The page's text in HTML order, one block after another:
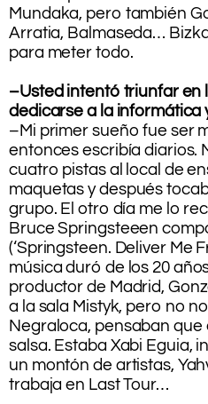
Mundaka, pero también
Arratia, Balmaseda…
para meter todo.
–Usted intentó triunfar en
dedicarse a la informática
–Mi primer sueño fue ser
entonces escribía diarios.
cuatro pistas al local de
maquetas y después
grupo. El otro día me lo
Bruce Springsteeen
(‘Springsteen. Deliver Me
música duró de los 20
productor de Madrid,
a la sala Mistyk, pero no
Negraloca, pensaban
salsa. Estaba Xabi Eguia,
un montón de artistas,
trabaja en Last Tour…